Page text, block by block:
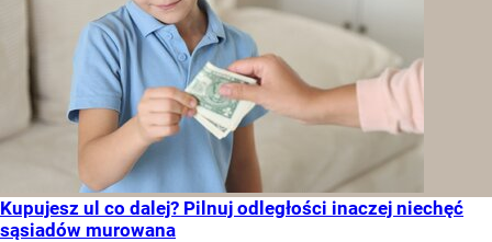
Kupujesz ul co dalej? Pilnuj odległości inaczej niechęć
sąsiadów murowana